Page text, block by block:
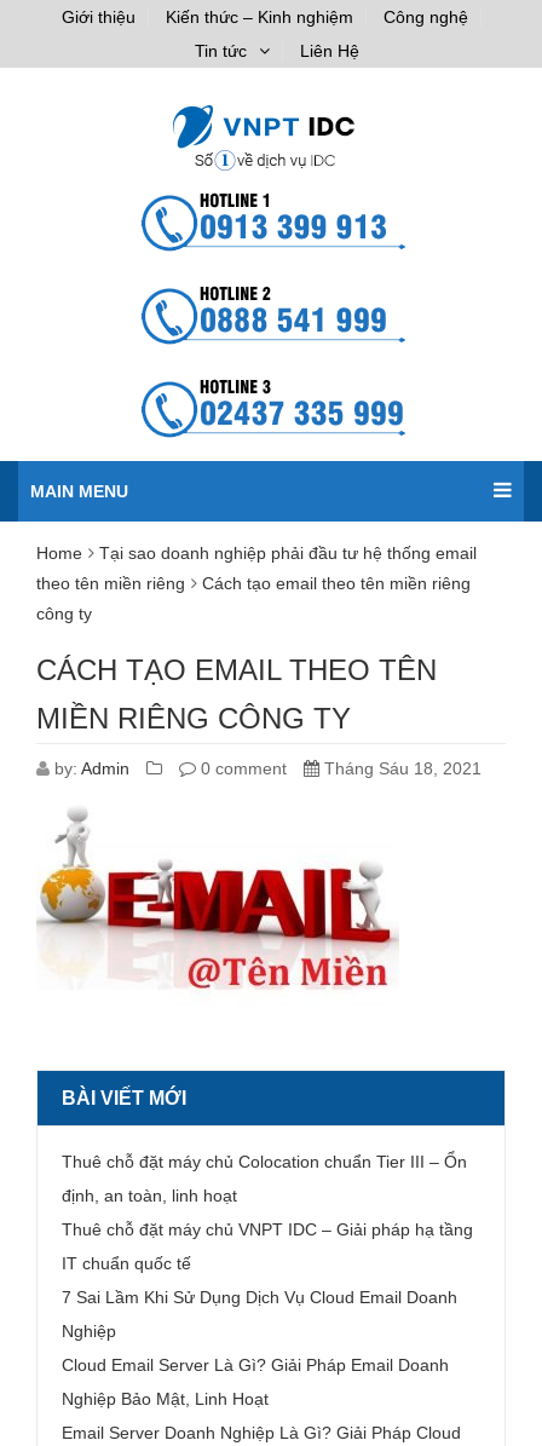
Giới thiệu Kiến thức – Kinh nghiệm
Công nghệ
Tin tức
Liên Hệ
MAIN MENU
Home
Tại sao doanh nghiệp phải đầu tư hệ thống email
theo tên miền riêng
Cách tạo email theo tên miền riêng
công ty
CÁCH TẠO EMAIL THEO TÊN
MIỀN RIÊNG CÔNG TY
by: Admin 0 comment Tháng Sáu 18, 2021
BÀI VIẾT MỚI
Thuê chỗ đặt máy chủ Colocation chuẩn Tier III – Ổn
định, an toàn, linh hoạt
Thuê chỗ đặt máy chủ VNPT IDC – Giải pháp hạ tầng
IT chuẩn quốc tế
7 Sai Lầm Khi Sử Dụng Dịch Vụ Cloud Email Doanh
Nghiệp
Cloud Email Server Là Gì? Giải Pháp Email Doanh
Nghiệp Bảo Mật, Linh Hoạt
Email Server Doanh Nghiệp Là Gì? Giải Pháp Cloud